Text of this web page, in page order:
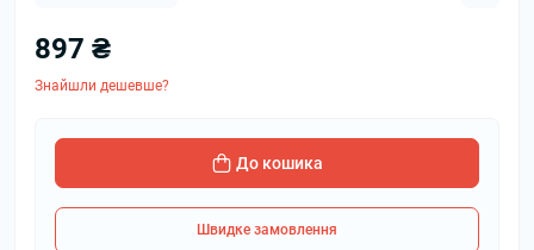
897 ₴
Знайшли дешевше?
До кошика
Швидке замовлення